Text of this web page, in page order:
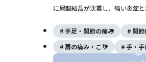
に尿酸結晶が沈着し、強い炎症
節から発症し、生活習慣や食事内
大きく関与します。早期治療と
要です。
手足・関節の痛み
関
肩の痛み・こり
手・